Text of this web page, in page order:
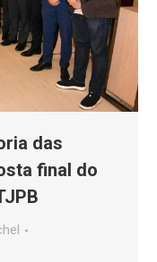
das
final do